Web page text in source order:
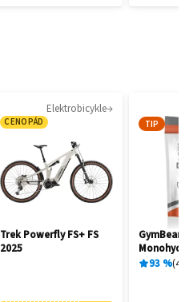
Elektrobicykle
CENOPÁD
Trek Powerfly FS+ FS
2025
TIP
GymBeam
93% 404